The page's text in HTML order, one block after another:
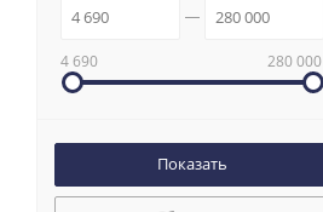
4 690 280 000